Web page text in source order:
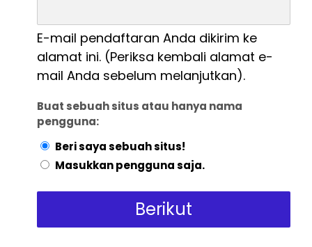
E-mail pendaftaran Anda dikirim ke
alamat ini. (Periksa kembali alamat e-
mail Anda sebelum melanjutkan).
Buat sebuah situs atau hanya nama
pengguna:
Beri saya sebuah situs!
Masukkan pengguna saja.